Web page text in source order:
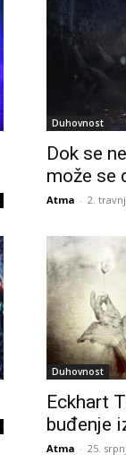
Duhovnost
Dok se
može se
Atma - 2.
Duhovnost
Eckhart
buđenje
Atma - 25.